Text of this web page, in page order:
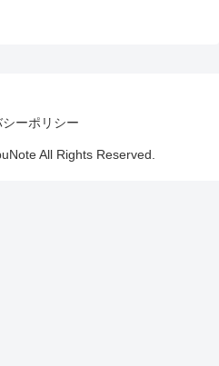
ーポリシー
All Rights Reserved.